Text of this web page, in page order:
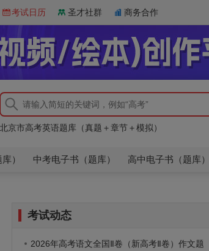
考试日历 圣才社群 商务合作
北京市高考英语题库（真题＋章节＋模拟）
【新人教版】高中英语（必修一至选修七）单词同步速记
北京市高考英语题库（真题＋章节＋模拟）
） 中考电子书（题库） 高中电子书（题库）
考试动态
2026年高考语文全国Ⅱ卷（新高考Ⅱ卷）作文题